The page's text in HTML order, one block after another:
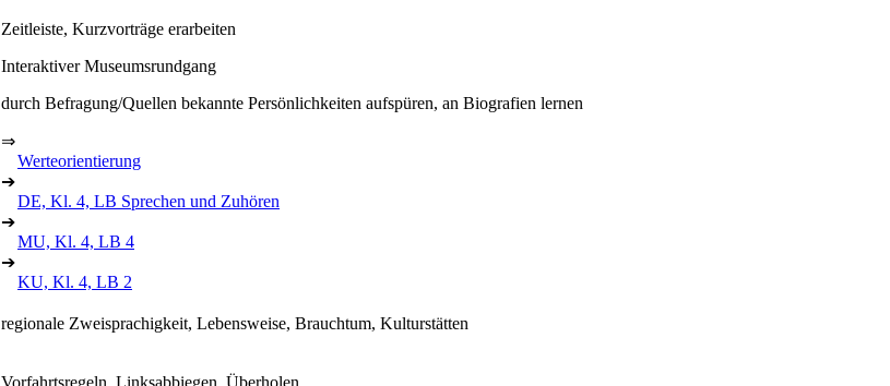
Zeitleiste, Kurzvorträge erarbeiten
Interaktiver Museumsrundgang
durch Befragung/Quellen bekannte Persönlichkeiten aufspüren, an Biografien lernen
⇒
Werteorientierung
➔
DE, Kl. 4, LB Sprechen und Zuhören
➔
MU, Kl. 4, LB 4
➔
KU, Kl. 4, LB 2
regionale Zweisprachigkeit, Lebensweise, Brauchtum, Kulturstätten
Vorfahrtsregeln, Linksabbiegen, Überholen